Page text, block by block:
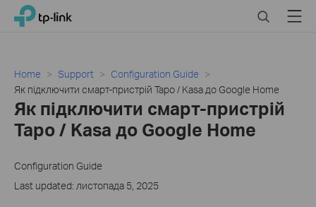
Click
navigation
TP-Link, Reliably Smart SearchMenu
Home Support
Configuration Guide
Як підключити смарт-пристрій Tapo / Kasa до Google Home
Як підключити смарт-пристрій
Tapo / Kasa до Google Home
Configuration Guide
Last updated: листопада 5, 2025